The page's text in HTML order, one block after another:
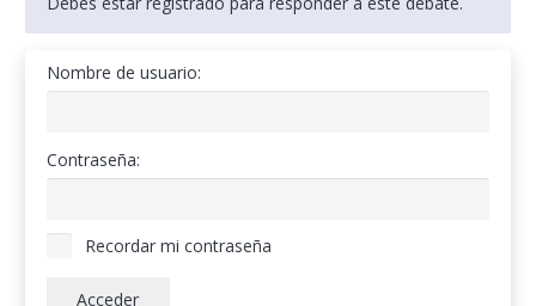
Nombre de usuario:
Contraseña:
Recordar mi contraseña
Acceder